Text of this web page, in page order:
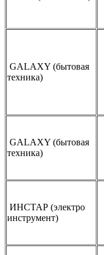
GALAXY (бытовая
техника)
GALAXY (бытовая
техника)
ИНСТАР (электро
инструмент)